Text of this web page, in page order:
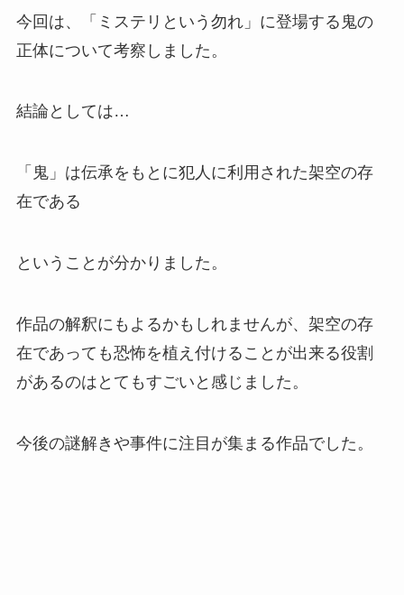
今回は、「ミステリという勿れ」に登場する鬼の
正体について考察しました。
結論としては…
「鬼」は伝承をもとに犯人に利用された架空の存
在である
ということが分かりました。
作品の解釈にもよるかもしれませんが、架空の存
在であっても恐怖を植え付けることが出来る役割
があるのはとてもすごいと感じました。
今後の謎解きや事件に注目が集まる作品でした。